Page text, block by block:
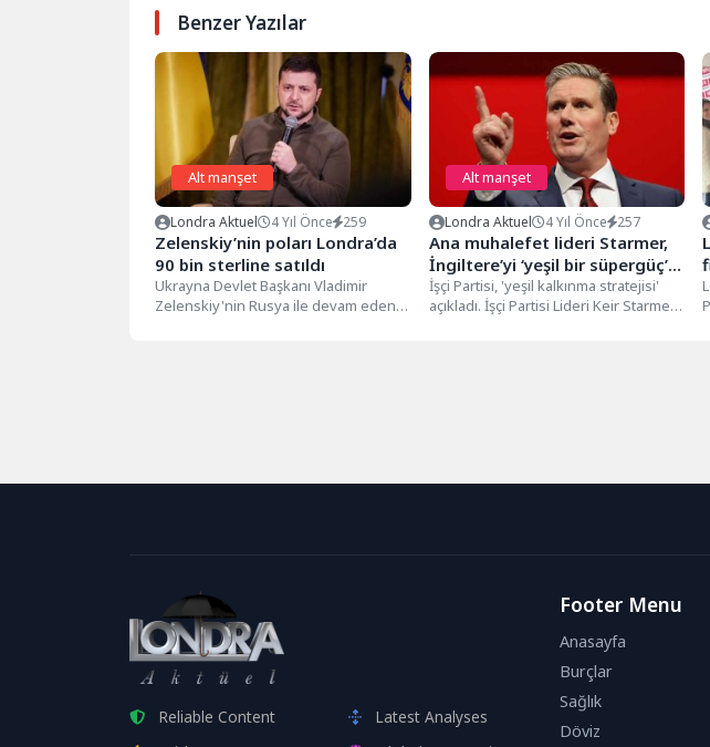
Benzer Yazılar
Alt manşet
Londra Aktuel 4 Yıl Önce 259
Zelenskiy’nin poları Londra’da
90 bin sterline satıldı
Ukrayna Devlet Başkanı Vladimir
Zelenskiy'nin Rusya ile devam eden
Alt manşet
Londra Aktuel 4 Yıl Önce 257
Ana muhalefet lideri Starmer,
İngiltere’yi ‘yeşil bir süpergüç’
yapma stratejisini açıkladı
İşçi Partisi, 'yeşil kalkınma stratejisi'
açıkladı. İşçi Partisi Lideri Keir Starmer,
Reliable Content
Latest Analyses
Footer Menu
Anasayfa
Burçlar
Sağlık
Döviz